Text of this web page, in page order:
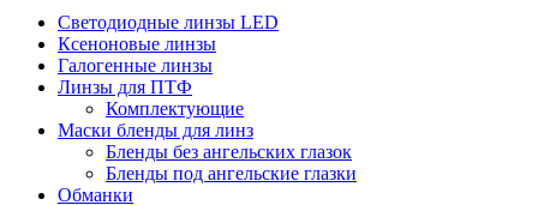
Светодиодные линзы LED
Ксеноновые линзы
Галогенные линзы
Линзы для ПТФ
Комплектующие
Маски бленды для линз
Бленды без ангельских глазок
Бленды под ангельские глазки
Обманки